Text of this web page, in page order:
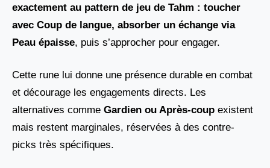
exactement au pattern de jeu de Tahm : toucher
avec Coup de langue, absorber un échange via
Peau épaisse, puis s’approcher pour engager.
Cette rune lui donne une présence durable en combat
et décourage les engagements directs. Les
alternatives comme Gardien ou Après-coup existent
mais restent marginales, réservées à des contre-
picks très spécifiques.